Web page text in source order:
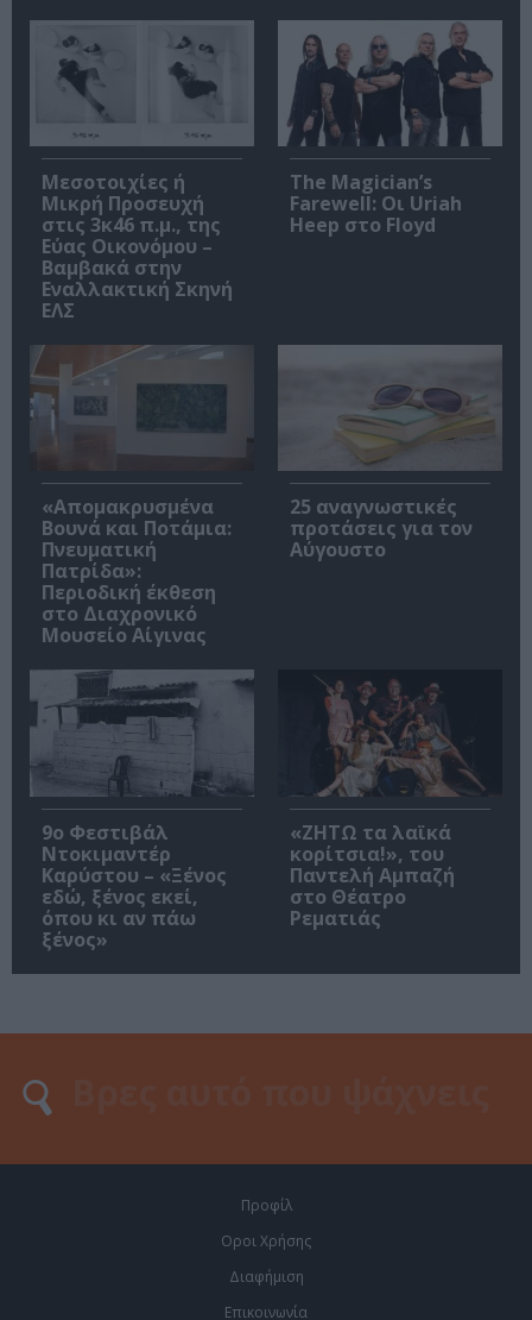
Μεσοτοιχίες ή
Μικρή Προσευχή
στις 3κ46 π.μ., της
Εύας Οικονόμου –
Βαμβακά στην
Εναλλακτική Σκηνή
ΕΛΣ
The Magician’s
Farewell: Οι Uriah
Heep στο Floyd
«Απομακρυσμένα
Βουνά και Ποτάμια:
Πνευματική
Πατρίδα»:
Περιοδική έκθεση
στο Διαχρονικό
Μουσείο Αίγινας
25 αναγνωστικές
προτάσεις για τον
Αύγουστο
9ο Φεστιβάλ
Ντοκιμαντέρ
Καρύστου – «Ξένος
εδώ, ξένος εκεί,
όπου κι αν πάω
ξένος»
«ΖΗΤΩ τα λαϊκά
κορίτσια!», του
Παντελή Αμπαζή
στο Θέατρο
Ρεματιάς
Προφίλ
Οροι Χρήσης
Διαφήμιση
Επικοινωνία